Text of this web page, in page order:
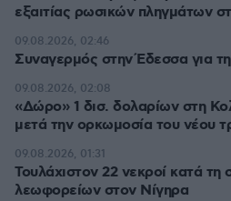
εξαιτίας ρωσικών πληγμάτων
Συναγερμός στην Έδεσσα για
09.08.2026, 02:46
«Δώρο» 1 δισ. δολαρίων στη
μετά την ορκωμοσία του νέου
09.08.2026, 02:08
Τουλάχιστον 22 νεκροί κατά τη
λεωφορείων στον Νίγηρα
09.08.2026, 01:31